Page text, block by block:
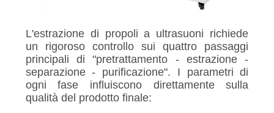
L'estrazione di propoli a ultrasuoni richiede
un rigoroso controllo sui quattro passaggi
principali di "pretrattamento - estrazione -
separazione - purificazione". I parametri di
ogni fase influiscono direttamente sulla
qualità del prodotto finale: